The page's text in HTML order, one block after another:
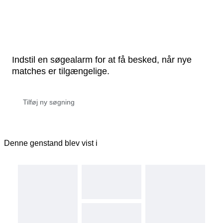
Indstil en søgealarm for at få besked, når nye
matches er tilgængelige.
Denne genstand blev vist i